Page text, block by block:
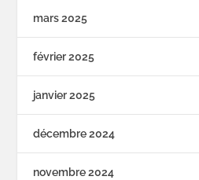
mars 2025
février 2025
janvier 2025
décembre 2024
novembre 2024